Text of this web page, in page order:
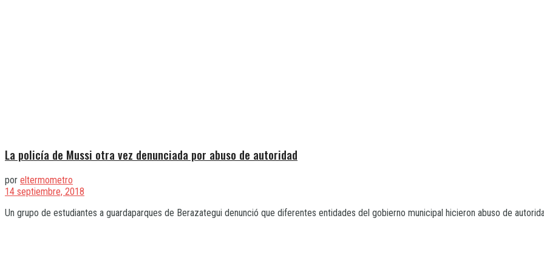
La policía de Mussi otra vez denunciada por abuso de autoridad
por eltermometro
14 septiembre, 2018
Un grupo de estudiantes a guardaparques de Berazategui denunció que diferentes entidades del gobierno municipal hicieron abuso de